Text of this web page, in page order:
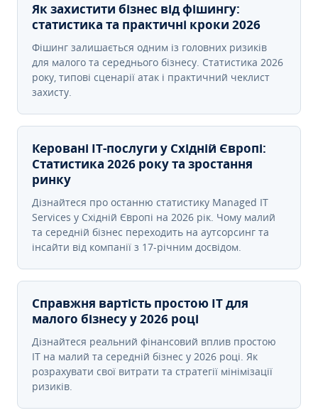
Як захистити бізнес від фішингу:
статистика та практичні кроки 2026
Фішинг залишається одним із головних ризиків
для малого та середнього бізнесу. Статистика 2026
року, типові сценарії атак і практичний чеклист
захисту.
Керовані ІТ-послуги у Східній Європі:
Статистика 2026 року та зростання
ринку
Дізнайтеся про останню статистику Managed IT
Services у Східній Європі на 2026 рік. Чому малий
та середній бізнес переходить на аутсорсинг та
інсайти від компанії з 17-річним досвідом.
Справжня вартість простою IT для
малого бізнесу у 2026 році
Дізнайтеся реальний фінансовий вплив простою
IT на малий та середній бізнес у 2026 році. Як
розрахувати свої витрати та стратегії мінімізації
ризиків.